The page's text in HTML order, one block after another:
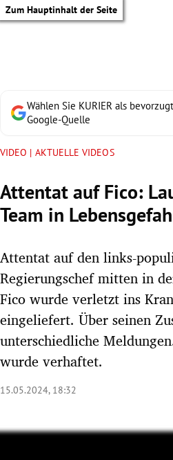
Zum Hauptinhalt der Seite
Untermenü
Untermenü
Untermenü
Untermenü
Wählen Sie KURIER als
Google-Quelle
VIDEO | AKTUELLE VIDEOS
Attentat auf Fico:
Team in
Attentat auf den links-
Regierungschef mitten in
Fico wurde verletzt ins
eingeliefert. Über seinen
unterschiedliche
wurde verhaftet.
15.05.2024, 18:32